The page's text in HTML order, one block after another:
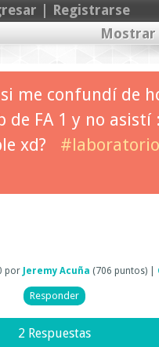
| Registrarse
Mostrar
si me confundí de
FA 1 y no asistí
xd?
por Jeremy Acuña (706 puntos)
2 Respuestas